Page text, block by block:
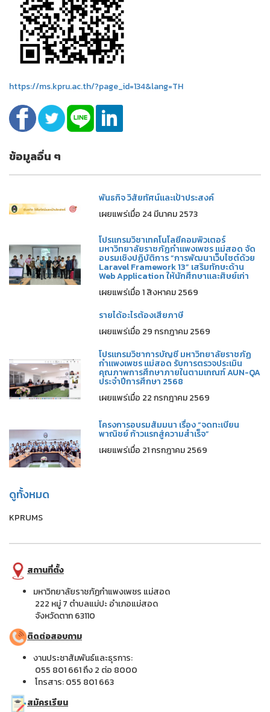
https://ms.kpru.ac.th/?page_id=134&lang=TH
ข้อมูลอื่น ๆ
พันธกิจ วิสัยทัศน์และเป้าประสงค์
เผยแพร่เมื่อ 24 มีนาคม 2573
โปรแกรมวิชาเทคโนโลยีคอมพิวเตอร์
มหาวิทยาลัยราชภัฏกำแพงเพชร แม่สอด จัด
อบรมเชิงปฏิบัติการ “การพัฒนาเว็บไซต์ด้วย
Laravel Framework 13” เสริมทักษะด้าน
Web Application ให้นักศึกษาและศิษย์เก่า
เผยแพร่เมื่อ 1 สิงหาคม 2569
รายได้อะไรต้องเสียภาษี
เผยแพร่เมื่อ 29 กรกฎาคม 2569
โปรแกรมวิชาการบัญชี มหาวิทยาลัยราชภัฏ
กำแพงเพชร แม่สอด รับการตรวจประเมิน
คุณภาพการศึกษาภายในตามเกณฑ์ AUN-QA
ประจำปีการศึกษา 2568
เผยแพร่เมื่อ 22 กรกฎาคม 2569
โครงการอบรมสัมมนา เรื่อง “จดทะเบียน
พาณิชย์ ก้าวแรกสู่ความสำเร็จ”
เผยแพร่เมื่อ 21 กรกฎาคม 2569
ดูทั้งหมด
KPRUMS
สถานที่ตั้ง
มหาวิทยาลัยราชภัฏกำแพงเพชร แม่สอด
222 หมู่ 7 ตำบลแม่ปะ อำเภอแม่สอด
จังหวัดตาก 63110
ติดต่อสอบถาม
งานประชาสัมพันธ์และธุรการ:
055 801 661 ถึง 2 ต่อ 8000
โทรสาร: 055 801 663
สมัครเรียน